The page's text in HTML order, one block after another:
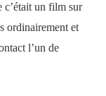
c’était un film sur
ordinairement et
l’un de